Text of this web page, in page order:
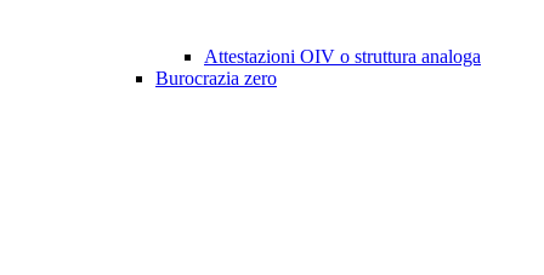
Attestazioni OIV o struttura analoga
Burocrazia zero